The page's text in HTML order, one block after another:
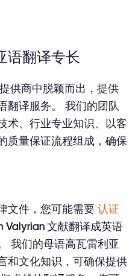
语翻译专长
供商中脱颖而出，提供
翻译服务。 我们的团队
术、行业专业知识、以客
质量保证流程组成，确保
文件，您可能需要 认证
Valyrian 文献翻译成英语
我们的母语高瓦雷利亚
和文化知识，可确保提供